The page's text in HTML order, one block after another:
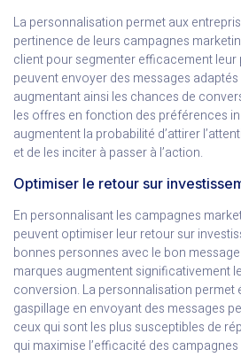
La personnalisation permet aux
pertinence de leurs campagnes
client pour segmenter efficacement leur
peuvent envoyer des messages
augmentant ainsi les chances de
les offres en fonction des préférences
augmentent la probabilité d’attirer
et de les inciter à passer à l’action.
Optimiser le retour sur
En personnalisant les campagnes
peuvent optimiser leur retour sur
bonnes personnes avec le bon
marques augmentent significativement
conversion. La personnalisation permet
gaspillage en envoyant des messages
ceux qui sont les plus susceptibles de
qui maximise l’efficacité des